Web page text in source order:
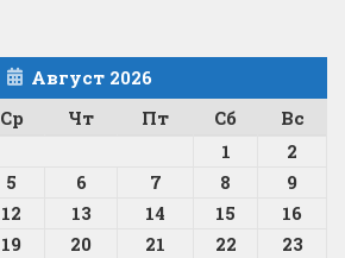
Август 2026
Ср Чт Пт Сб
Вс
1
2
5 6 7 8
9
12 13 14 15
16
19 20 21 22
23